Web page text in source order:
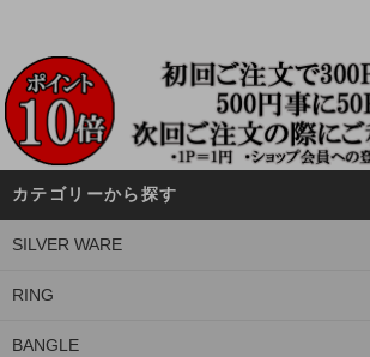
カテゴリーから探す
SILVER WARE
RING
BANGLE